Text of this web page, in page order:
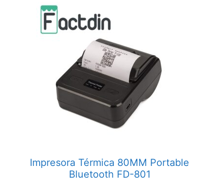
Impresora Térmica 80MM Portable
Bluetooth FD-801